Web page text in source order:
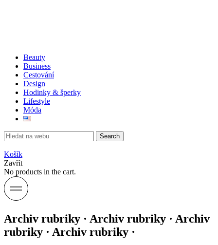
Beauty
Business
Cestování
Design
Hodinky & šperky
Lifestyle
Móda
Search
Košík
Zavřít
No products in the cart.
Archiv rubriky · Archiv rubriky · Archiv
rubriky · Archiv rubriky ·